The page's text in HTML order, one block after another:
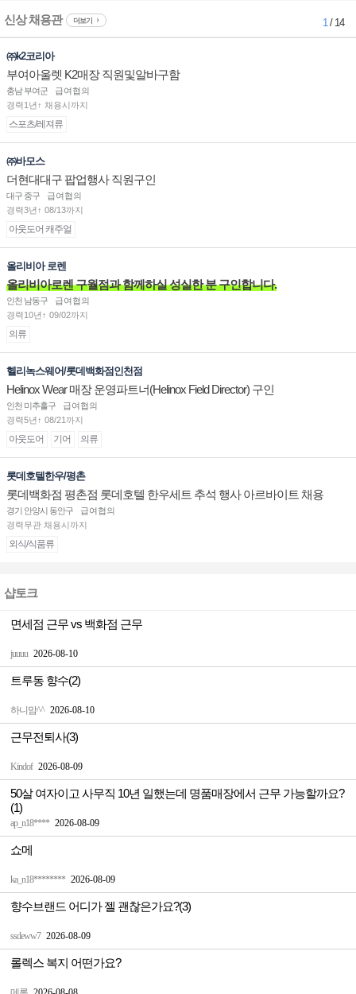
신상 채용관 더보기 1/ 14
㈜k2코리아
부여아울렛 K2매장 직원및알바구함
충남 부여군
급여협의
경력1년↑ 채용시까지
스포츠/레져류
㈜바모스
더현대대구 팝업행사 직원구인
대구 중구
급여협의
경력3년↑ 08/13까지
아웃도어 캐주얼
올리비아 로렌
올리비아로렌 구월점과 함께하실 성실한 분 구인합니다.
인천 남동구
급여협의
경력10년↑ 09/02까지
의류
헬리녹스웨어/롯데백화점인천점
Helinox Wear 매장 운영파트너(Helinox Field Director) 구인
인천 미추홀구
급여협의
경력5년↑ 08/21까지
아웃도어 기어 의류
롯데호텔한우/평촌
롯데백화점 평촌점 롯데호텔 한우세트 추석 행사 아르바이트 채용
경기 안양시 동안구
급여협의
경력무관 채용시까지
외식/식품류
샵토크
juuuu 2026-08-10
면세점 근무 vs 백화점 근무
하니맘^^ 2026-08-10
트루동 향수(2)
Kindof 2026-08-09
근무전퇴사(3)
ap_n18**** 2026-08-09
50살 여자이고 사무직 10년 일했는데 명품매장에서 근무 가능할까요?
(1)
ka_n18******** 2026-08-09
쇼메
ssdeww7 2026-08-09
향수브랜드 어디가 젤 괜찮은가요?(3)
롤렉스 복지 어떤가요?